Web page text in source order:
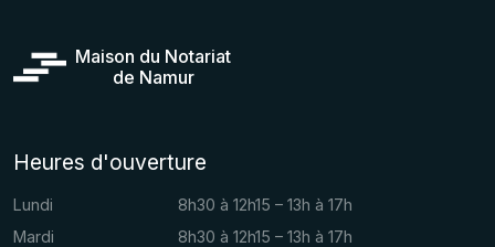
Maison du Notariat
de Namur
Heures d'ouverture
Lundi
8h30 à 12h15 – 13h à 17h
Mardi
8h30 à 12h15 – 13h à 17h